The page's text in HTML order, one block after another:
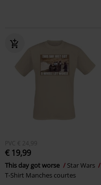
PVC € 24,99
€ 19,99
This day got worse
Star Wars
T-Shirt Manches courtes